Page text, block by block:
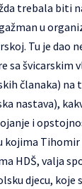
trebala biti
u
Tu je dao
sa švicarskim
članaka) na
nastava),
i
Tihomir
HDŠ, valja
djecu, koje